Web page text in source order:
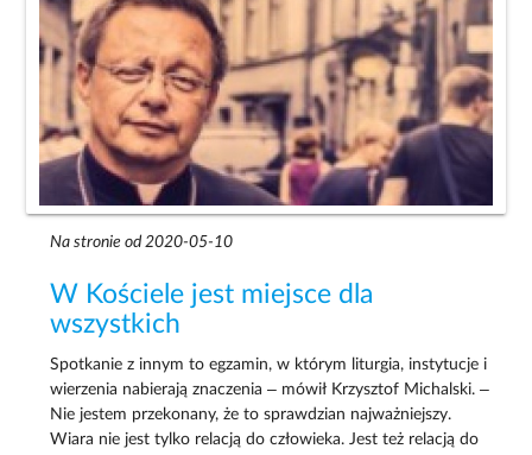
Na stronie od 2020-05-10
W Kościele jest miejsce dla
wszystkich
Spotkanie z innym to egzamin, w którym liturgia, instytucje i
wierzenia nabierają znaczenia – mówił Krzysztof Michalski. –
Nie jestem przekonany, że to sprawdzian najważniejszy.
Wiara nie jest tylko relacją do człowieka. Jest też relacją do